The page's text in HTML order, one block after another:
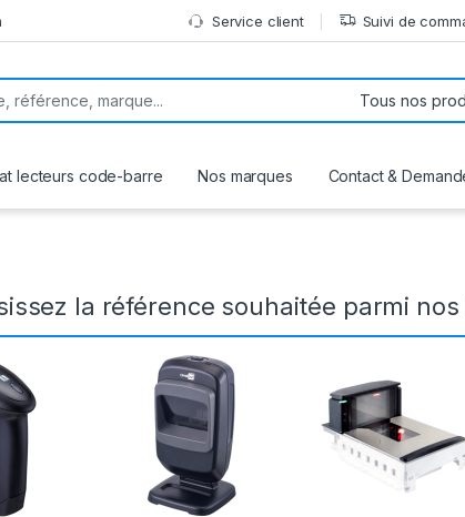
Service client Suivi de
:
lecteurs code-barre Nos marques Contact &
la référence souhaitée parmi